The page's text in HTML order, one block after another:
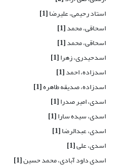
استاد رحیمی، علیرضا[1]
اسحاقی، محمد[1]
اسحاقی، محمد[1]
اسدحیدری، زهرا[1]
اسدزاده، احمد[1]
اسدزاده، صدیقه طاهره[1]
اسدی، امیر صدرا[1]
اسدی، سیده سارا[1]
اسدی، عبدالرضا[1]
اسدی، علی[1]
اسدی داود آبادی، محمد حسین[1]